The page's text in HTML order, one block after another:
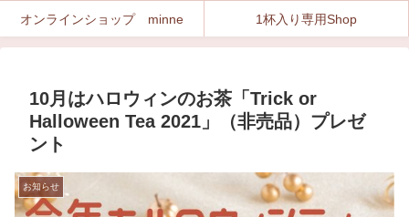
オンラインショップ minne 1杯入り専用Shop
10月はハロウィンのお茶「Trick or
Halloween Tea 2021」（非売品）プレゼ
ント
お知らせ